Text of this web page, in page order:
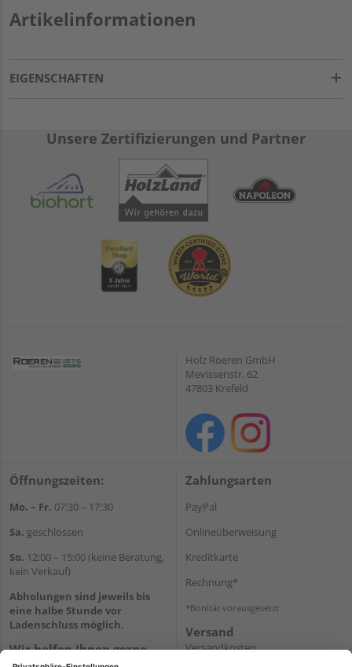
Artikelinformationen
EIGENSCHAFTEN
Unsere Zertifizierungen und Partner
Holz Roeren GmbH
Mevissenstr. 62
47803 Krefeld
Öffnungszeiten:
Mo. – Fr. 07:30 – 17:30
Sa. geschlossen
So. 12:00 – 15:00 (keine Beratung,
kein Verkauf)
Abholungen sind jeweils bis
eine halbe Stunde vor
Ladenschluss möglich.
Wir helfen Ihnen gerne
Zahlungsarten
PayPal
Onlineüberweisung
Kreditkarte
Rechnung*
*Bonität vorausgesetzt
Versand
Versandkosten